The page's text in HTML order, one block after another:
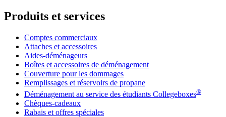
Produits et services
Comptes commerciaux
Attaches et accessoires
Aides-déménageurs
Boîtes et accessoires de déménagement
Couverture pour les dommages
Remplissages et réservoirs de propane
Déménagement au service des étudiants Collegeboxes®
Chèques-cadeaux
Rabais et offres spéciales